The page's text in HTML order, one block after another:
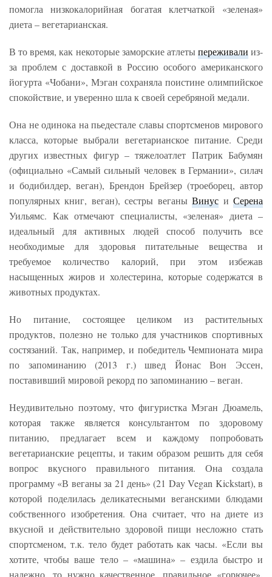
помогла низкокалорийная богатая клетчаткой «зеленая»
диета – вегетарианская.
В то время, как некоторые заморские атлетыпереживалииз-
за проблем с доставкой в Россию особого американского
йогурта «Чобани», Мэган сохраняла поистине олимпийское
спокойствие, и уверенно шла к своей серебряной медали.
Она не одинока на пьедестале славы спортсменов мирового
класса, которые выбрали вегетарианское питание. Среди
других известных фигур – тяжелоатлет Патрик Бабумян
(официально «Самый сильный человек в Германии», силач
и бодибилдер, веган), Брендон Брейзер (троеборец, автор
популярных книг, веган), сестры веганыВинус иСерена
Уильямс. Как отмечают специалисты, «зеленая» диета –
идеальный для активных людей способ получить все
необходимые для здоровья питательные вещества и
требуемое количество калорий, при этом избежав
насыщенных жиров и холестерина, которые содержатся в
животных продуктах.
Но питание, состоящее целиком из растительных
продуктов, полезно не только для участников спортивных
состязаний. Так, например, и победитель Чемпионата мира
по запоминанию (2013 г.) швед Йонас Вон Эссен,
поставивший мировой рекорд по запоминанию – веган.
Неудивительно поэтому, что фигуристка Мэган Дюамель,
которая также является консультантом по здоровому
питанию, предлагает всем и каждому попробовать
вегетарианские рецепты, и таким образом решить для себя
вопрос вкусного правильного питания. Она создала
программу «В веганы за 21 день» (21 Day Vegan Kickstart), в
которой поделилась деликатесными веганскими блюдами
собственного изобретения. Она считает, что на диете из
вкусной и действительно здоровой пищи несложно стать
спортсменом, т.к. тело будет работать как часы. «Если вы
хотите, чтобы ваше тело – «машина» – ездила быстро и
надежно, то нужно качественное, правильное «горючее».